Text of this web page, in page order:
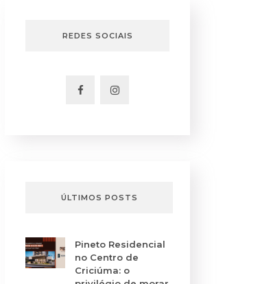
REDES SOCIAIS
ÚLTIMOS POSTS
Pineto Residencial
no Centro de
Criciúma: o